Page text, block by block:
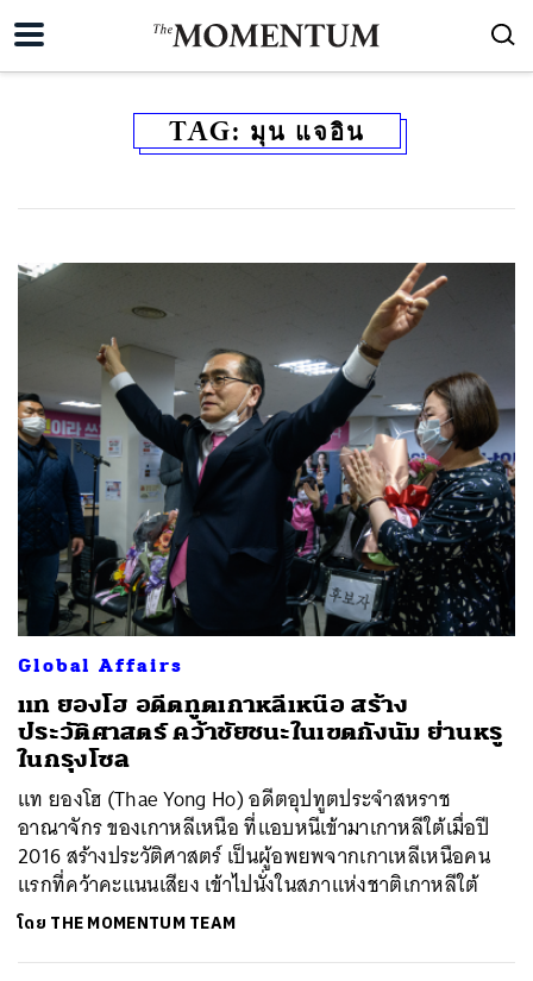
TAG: มุน แจอิน
Global Affairs
แท ยองโฮ อดีตทูตเกาหลีเหนือ สร้าง
ประวัติศาสตร์ คว้าชัยชนะในเขตกังนัม ย่านหรู
ในกรุงโซล
แท ยองโฮ (Thae Yong Ho) อดีตอุปทูตประจำสหราช
อาณาจักร ของเกาหลีเหนือ ที่แอบหนีเข้ามาเกาหลีใต้เมื่อปี
2016 สร้างประวัติศาสตร์ เป็นผู้อพยพจากเกาเหลีเหนือคน
แรกที่คว้าคะแนนเสียง เข้าไปนั่งในสภาแห่งชาติเกาหลีใต้
โดย THE MOMENTUM TEAM